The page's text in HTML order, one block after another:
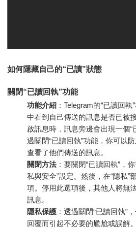
如何隱藏自己的“已讀”狀態
關閉“已讀回執”功能
功能介紹 ：Telegram的“已讀回
中看到自己傳送的訊息是否已被
啟訊息時，訊息旁邊會出現一個“
過關閉“已讀回執”功能，你可以
查看了他們傳送的訊息。
關閉方法：要關閉“已讀回執”，
私與安全”設定。然後，在“隱私”
項。停用此選項後，其他人將無
訊息。
隱私保護 ：透過關閉“已讀回執”
回覆而引起不必要的尷尬或誤解